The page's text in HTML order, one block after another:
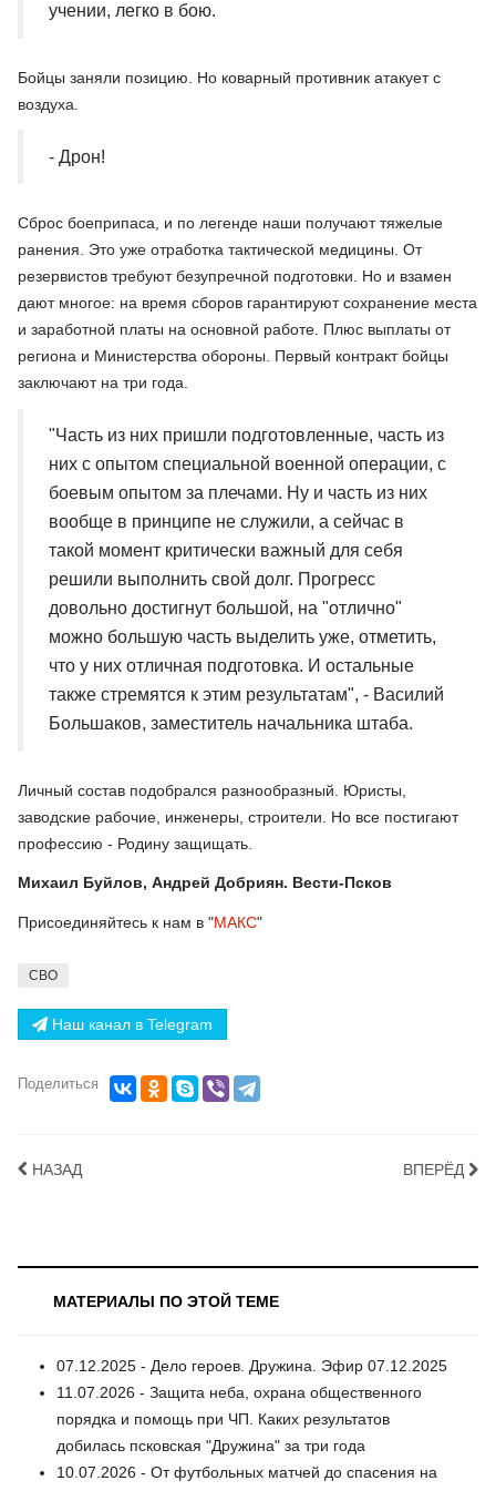
учении, легко в бою.
Бойцы заняли позицию. Но коварный противник атакует с
воздуха.
- Дрон!
Сброс боеприпаса, и по легенде наши получают тяжелые
ранения. Это уже отработка тактической медицины. От
резервистов требуют безупречной подготовки. Но и взамен
дают многое: на время сборов гарантируют сохранение места
и заработной платы на основной работе. Плюс выплаты от
региона и Министерства обороны. Первый контракт бойцы
заключают на три года.
"Часть из них пришли подготовленные, часть из
них с опытом специальной военной операции, с
боевым опытом за плечами. Ну и часть из них
вообще в принципе не служили, а сейчас в
такой момент критически важный для себя
решили выполнить свой долг. Прогресс
довольно достигнут большой, на "отлично"
можно большую часть выделить уже, отметить,
что у них отличная подготовка. И остальные
также стремятся к этим результатам", - Василий
Большаков, заместитель начальника штаба.
Личный состав подобрался разнообразный. Юристы,
заводские рабочие, инженеры, строители. Но все постигают
профессию - Родину защищать.
Михаил Буйлов, Андрей Добриян. Вести-Псков
Присоединяйтесь к нам в "МАКС"
СВО
Наш канал в Telegram
Поделиться
НАЗАД ВПЕРЁД
МАТЕРИАЛЫ ПО ЭТОЙ ТЕМЕ
07.12.2025 - Дело героев. Дружина. Эфир 07.12.2025
11.07.2026 - Защита неба, охрана общественного
порядка и помощь при ЧП. Каких результатов
добилась псковская "Дружина" за три года
10.07.2026 - От футбольных матчей до спасения на